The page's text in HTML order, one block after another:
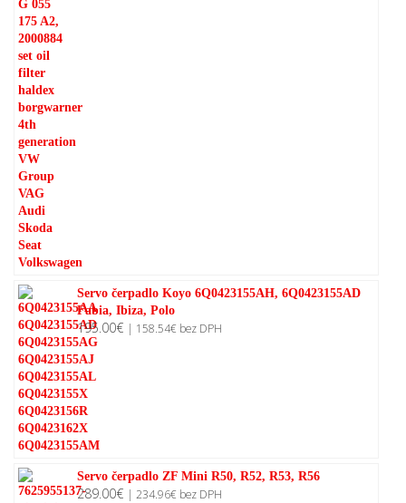
Servo čerpadlo Koyo 6Q0423155AH, 6Q0423155AD
Fabia, Ibiza, Polo
195.00€ | 158.54€ bez DPH
Servo čerpadlo ZF Mini R50, R52, R53, R56
289.00€ | 234.96€ bez DPH